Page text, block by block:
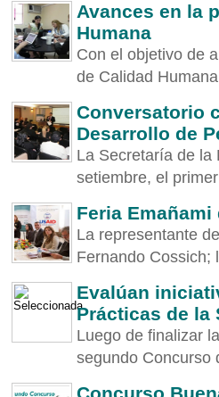
Avances en la
Humana
Con el objetivo de
de Calidad
Conversatorio
Desarrollo de
La Secretaría de la
setiembre, el
Feria
La representante
Fernando Cossich;
Evalúan
Prácticas de la
Luego de finalizar
segundo Concurso